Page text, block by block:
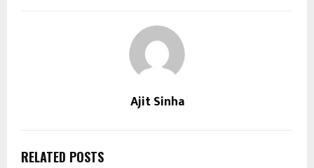
Ajit Sinha
RELATED POSTS